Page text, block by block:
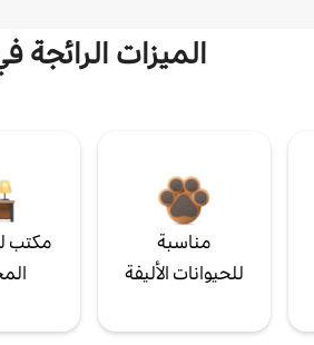
الميزات الرائجة
مناسبة
للحيوانات الأليفة
مكتب